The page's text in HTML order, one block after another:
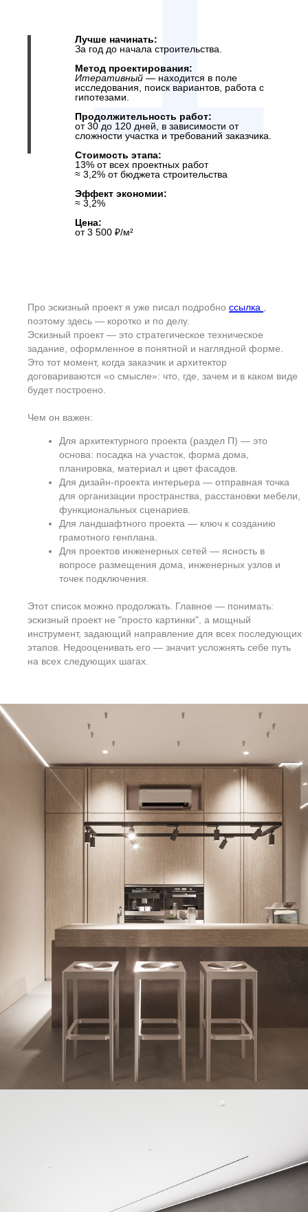
Сразу после эскизного проекта
Чаще всего проект интерьера начинают, когда уже
основной рабочей документации. Почему?
Потому что именно в процессе проектирования интерьера:
уточняется логика пространства — проверяются
гипотезы по габаритам комнат;
Дизайн проект
интерьера
2
Лучше начинать:
После завершения эскизного проекта, до
Метод проектирования:
(итеративный → предиктивный)
— сначала сценарии и функциональность,
потом детализация и расчёты.
Продолжительность работ:
от 60 до 120 дней
Стоимость этапа:
≈ 23% от всех проектных работ
≈ 5,5% от бюджета строительства
Эффект экономии:
≈ 10%-20% от бюджета реализации
интерьера счет отсутствия переделок,
передвижек и доп. работ
Цена:
от 6 000 ₽/м²